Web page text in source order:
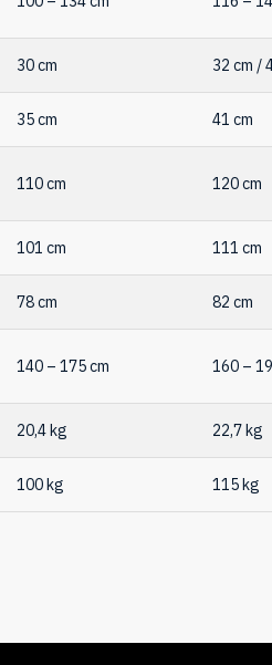
30 cm 32 cm /
35 cm 41 cm
110 cm 120 cm
101 cm 111 cm
78 cm 82 cm
140 – 175 cm 160 –
20,4 kg 22,7 kg
100 kg 115 kg